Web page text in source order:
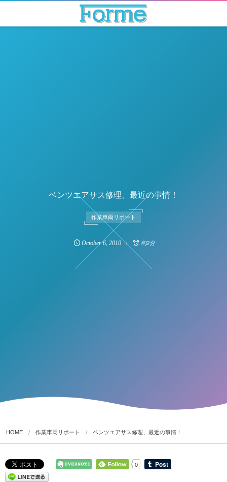
ベンツエアサス修理、最近の事情！
作業車両リポート
October 6 ,2010 約2分
HOME 作業車両リポート ベンツエアサス修理、最近の事情！
0